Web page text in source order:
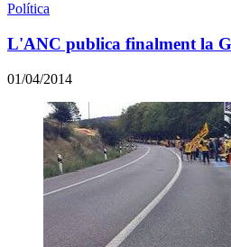
Política
L'ANC publica finalment la
01/04/2014